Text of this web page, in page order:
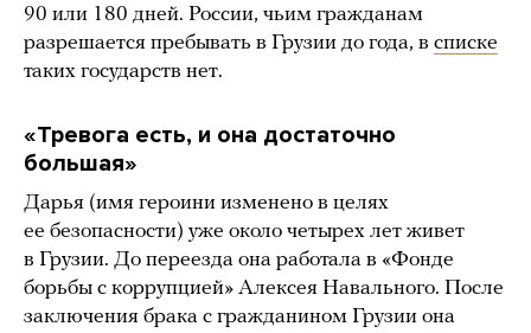
90 или 180 дней. России, чьим гражданам
разрешается пребывать в Грузии до года, в списке
таких государств нет.
«Тревога есть, и она достаточно
большая»
Дарья (имя героини изменено в целях
ее безопасности) уже около четырех лет живет
в Грузии. До переезда она работала в «Фонде
борьбы с коррупцией» Алексея Навального. После
заключения брака с гражданином Грузии она